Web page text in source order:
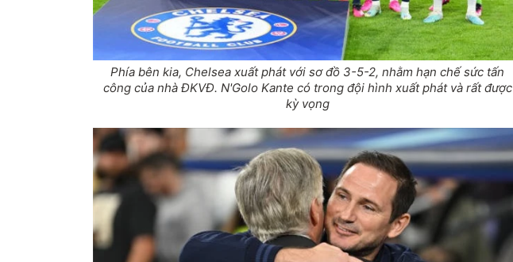
Phía bên kia, Chelsea xuất phát với sơ đồ 3-5-2, nhằm hạn chế sức tấn
công của nhà ĐKVĐ. N'Golo Kante có trong đội hình xuất phát và rất được
kỳ vọng